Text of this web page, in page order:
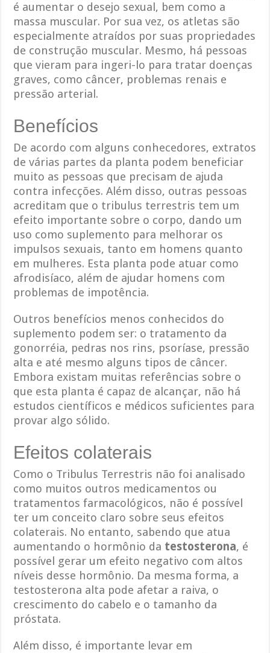
é aumentar o desejo sexual, bem como a
massa muscular. Por sua vez, os atletas são
especialmente atraídos por suas propriedades
de construção muscular. Mesmo, há pessoas
que vieram para ingeri-lo para tratar doenças
graves, como câncer, problemas renais e
pressão arterial.
Benefícios
De acordo com alguns conhecedores, extratos
de várias partes da planta podem beneficiar
muito as pessoas que precisam de ajuda
contra infecções. Além disso, outras pessoas
acreditam que o tribulus terrestris tem um
efeito importante sobre o corpo, dando um
uso como suplemento para melhorar os
impulsos sexuais, tanto em homens quanto
em mulheres. Esta planta pode atuar como
afrodisíaco, além de ajudar homens com
problemas de impotência.
Outros benefícios menos conhecidos do
suplemento podem ser: o tratamento da
gonorréia, pedras nos rins, psoríase, pressão
alta e até mesmo alguns tipos de câncer.
Embora existam muitas referências sobre o
que esta planta é capaz de alcançar, não há
estudos científicos e médicos suficientes para
provar algo sólido.
Efeitos colaterais
Como o Tribulus Terrestris não foi analisado
como muitos outros medicamentos ou
tratamentos farmacológicos, não é possível
ter um conceito claro sobre seus efeitos
colaterais. No entanto, sabendo que atua
aumentando o hormônio da testosterona, é
possível gerar um efeito negativo com altos
níveis desse hormônio. Da mesma forma, a
testosterona alta pode afetar a raiva, o
crescimento do cabelo e o tamanho da
próstata.
Além disso, é importante levar em